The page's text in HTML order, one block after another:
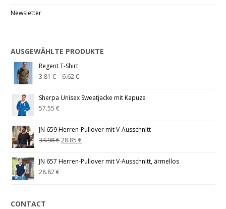
Newsletter
AUSGEWÄHLTE PRODUKTE
Regent T-Shirt
3.81€– 6.62€
Sherpa Unisex Sweatjacke mit Kapuze
57.55€
JN 659 Herren-Pullover mit V-Ausschnitt
34.98€28.85€
JN 657 Herren-Pullover mit V-Ausschnitt, ärmellos
28.82€
CONTACT